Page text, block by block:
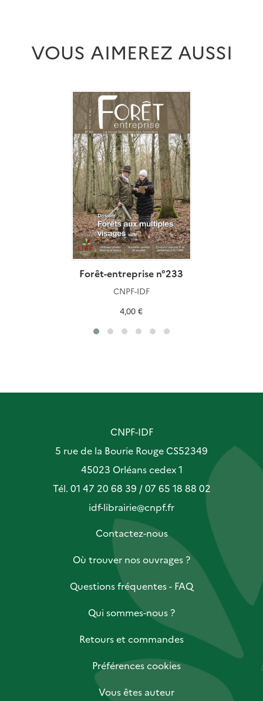
VOUS AIMEREZ AUSSI
Forêt-entreprise n°233
CNPF-IDF
4,00 €
CNPF-IDF
5 rue de la Bourie Rouge CS52349
45023 Orléans cedex 1
Tél. 01 47 20 68 39 / 07 65 18 88 02
idf-librairie@cnpf.fr
Contactez-nous
Où trouver nos ouvrages ?
Questions fréquentes - FAQ
Qui sommes-nous ?
Retours et commandes
Préférences cookies
Vous êtes auteur